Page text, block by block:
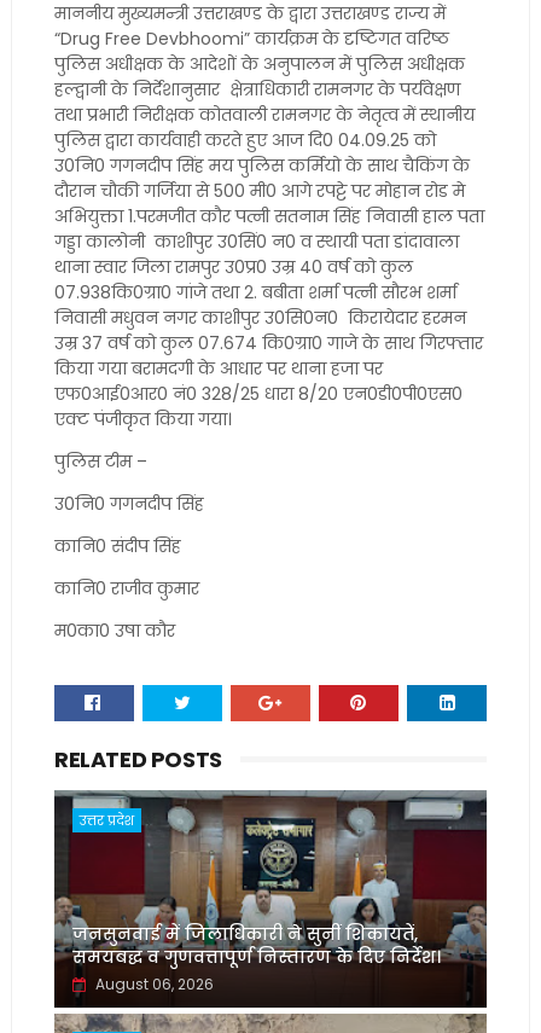
माननीय मुख्यमन्त्री उत्तराखण्ड के द्वारा उत्तराखण्ड राज्य में
“Drug Free Devbhoomi” कार्यक्रम के दृष्टिगत वरिष्ठ
पुलिस अधीक्षक के आदेशों के अनुपालन में पुलिस अधीक्षक
हल्द्वानी के निर्देशानुसार क्षेत्राधिकारी रामनगर के पर्यवेक्षण
तथा प्रभारी निरीक्षक कोतवाली रामनगर के नेतृत्व में स्थानीय
पुलिस द्वारा कार्यवाही करते हुए आज दि0 04.09.25 को
उ0नि0 गगनदीप सिंह मय पुलिस कर्मियो के साथ चैकिंग के
दौरान चौकी गर्जिया से 500 मी0 आगे रपट्टे पर मोहान रोड मे
अभियुक्ता 1.परमजीत कौर पत्नी सतनाम सिंह निवासी हाल पता
गड्डा कालोनी काशीपुर उ0सिं0 न0 व स्थायी पता डांदावाला
थाना स्वार जिला रामपुर उ0प्र0 उम्र 40 वर्ष को कुल
07.938कि0ग्रा0 गांजे तथा 2. बबीता शर्मा पत्नी सौरभ शर्मा
निवासी मधुवन नगर काशीपुर उ0सि0न0 किरायेदार हरमन
उम्र 37 वर्ष को कुल 07.674 कि0ग्रा0 गाजे के साथ गिरफ्तार
किया गया बरामदगी के आधार पर थाना हजा पर
एफ0आई0आर0 नं0 328/25 धारा 8/20 एन0डी0पी0एस0
एक्ट पंजीकृत किया गया।
पुलिस टीम –
उ0नि0 गगनदीप सिंह
कानि0 संदीप सिंह
कानि0 राजीव कुमार
म0का0 उषा कौर
RELATED POSTS
उत्तर प्रदेश
जनसुनवाई में जिलाधिकारी ने सुनीं शिकायतें,
समयबद्ध व गुणवत्तापूर्ण निस्तारण के दिए निर्देश।
August 06, 2026